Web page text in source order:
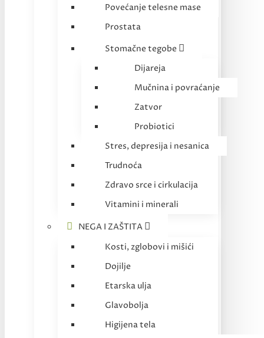
Povećanje telesne mase
Prostata
Stomačne tegobe
Dijareja
Mučnina i povraćanje
Zatvor
Probiotici
Stres, depresija i nesanica
Trudnoća
Zdravo srce i cirkulacija
Vitamini i minerali
NEGA I ZAŠTITA
Kosti, zglobovi i mišići
Dojilje
Etarska ulja
Glavobolja
Higijena tela